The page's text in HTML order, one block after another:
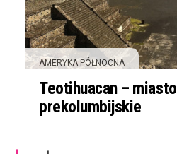
AMERYKA PÓŁNOCNA
Teotihuacan – miasto
prekolumbijskie